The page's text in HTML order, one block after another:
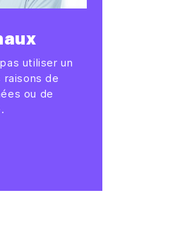
utiliser un
raisons de
ou de